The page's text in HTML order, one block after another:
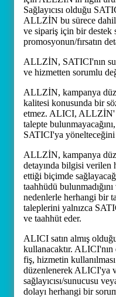
Sağlayıcısı olduğu
ALLZİN bu sürece
ve sipariş için bir destek
promosyonun/fırsatın
ALLZİN, SATICI'nın
ve hizmetten sorumlu
ALLZİN, kampanya
kalitesi konusunda bir
etmez. ALICI, ALLZİN'
talepte
SATICI'ya yönelteceğini
ALLZİN, kampanya
detayında bilgisi verilen
ettiği biçimde
taahhüdü
nedenlerle herhangi bir
taleplerini yalnızca
ve taahhüt eder.
ALICI satın almış
kullanacaktır.
fiş, hizmetin
düzenlenerek ALICI'ya
sağlayıcısı/sunucusu
dolayı herhangi bir